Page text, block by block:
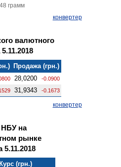
грамм
конвертер
валютного
Продажа (грн.)
28,0200 -0.0900
31,9343 -0.1673
конвертер
на
рынке
5.11.2018
(грн.)